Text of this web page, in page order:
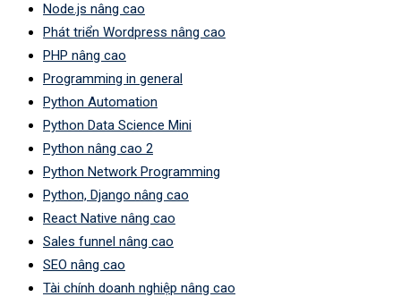
Node.js nâng cao
Phát triển Wordpress nâng cao
PHP nâng cao
Programming in general
Python Automation
Python Data Science Mini
Python nâng cao 2
Python Network Programming
Python, Django nâng cao
React Native nâng cao
Sales funnel nâng cao
SEO nâng cao
Tài chính doanh nghiệp nâng cao